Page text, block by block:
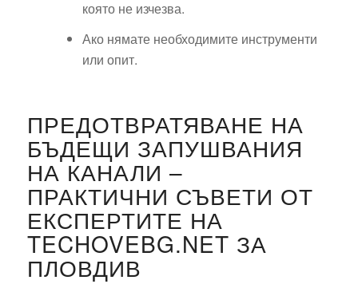
която не изчезва.
Ако нямате необходимите инструменти
или опит.
ПРЕДОТВРАТЯВАНЕ НА
БЪДЕЩИ ЗАПУШВАНИЯ
НА КАНАЛИ –
ПРАКТИЧНИ СЪВЕТИ ОТ
ЕКСПЕРТИТЕ НА
TECHOVEBG.NET ЗА
ПЛОВДИВ